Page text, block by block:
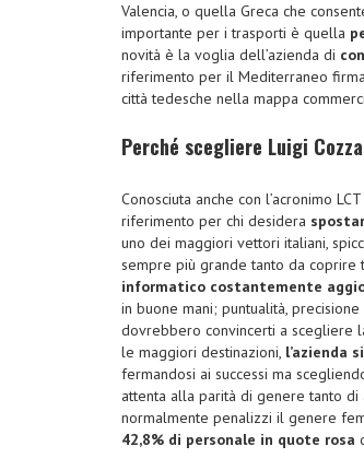
Valencia, o quella Greca che
importante per i trasporti è quella
novità è la voglia dell’azienda di
riferimento per il Mediterraneo
città tedesche nella mappa
Perché scegliere Luigi Cozza
Conosciuta anche con l’acronimo
riferimento per chi desidera
uno dei maggiori vettori italiani,
sempre più grande tanto da coprire
informatico costantemente
in buone mani; puntualità,
dovrebbero convincerti a scegliere
le maggiori destinazioni, l’azienda
fermandosi ai successi ma
attenta alla parità di genere tanto di
normalmente penalizzi il genere
42,8% di personale in quote rosa